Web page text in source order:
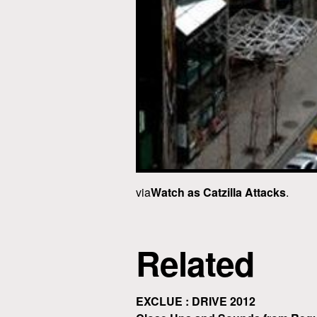
viaWatch as Catzilla Attacks.
Related
EXCLUE : DRIVE 2012